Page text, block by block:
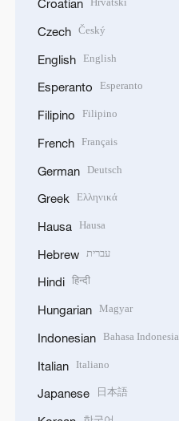
Croatian
Czech Český
English English
Esperanto Esperanto
Filipino Filipino
French Français
German Deutsch
Greek Ελληνικά
Hausa Hausa
Hebrew עברית
Hindi हिन्दी
Hungarian Magyar
Indonesian Bahasa Indonesia
Italian Italiano
Japanese 日本語